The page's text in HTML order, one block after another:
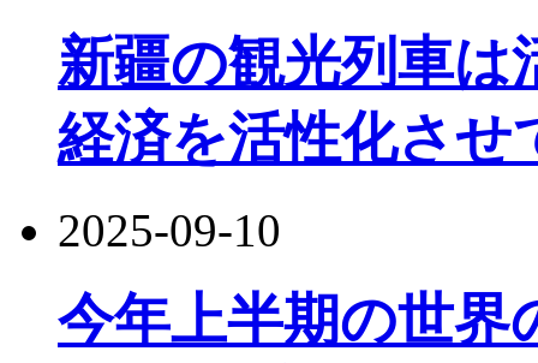
新疆の観光列車は
経済を活性化させ
2025-09-10
今年上半期の世界